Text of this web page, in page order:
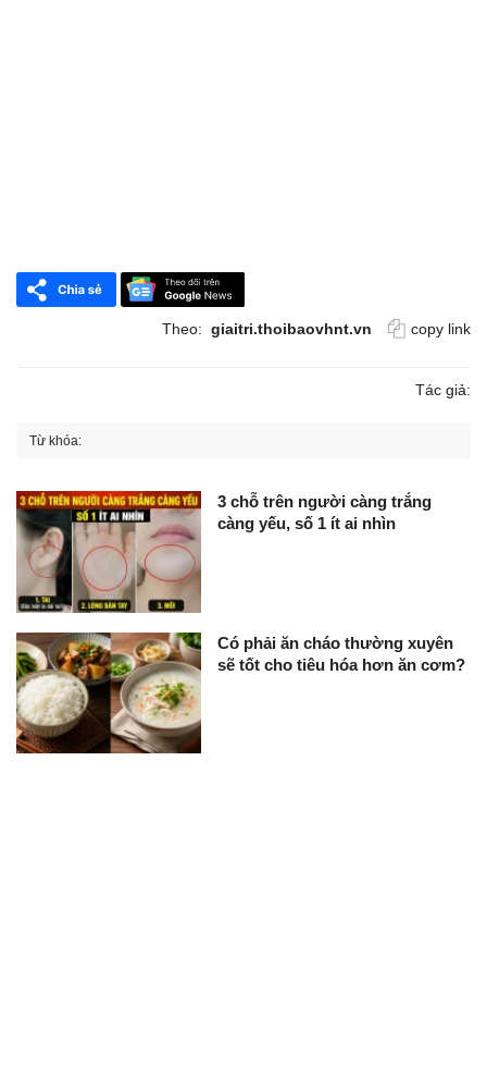
Theo: giaitri.thoibaovhnt.vn copy link
Tác giả:
Từ khóa:
3 chỗ trên người càng trắng
càng yếu, số 1 ít ai nhìn
Có phải ăn cháo thường xuyên
sẽ tốt cho tiêu hóa hơn ăn cơm?